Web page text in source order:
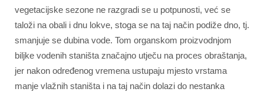
vegetacijske sezone ne razgradi se u potpunosti, već se
taloži na obali i dnu lokve, stoga se na taj način podiže dno, tj.
smanjuje se dubina vode. Tom organskom proizvodnjom
biljke vodenih staništa značajno utječu na proces obraštanja,
jer nakon određenog vremena ustupaju mjesto vrstama
manje vlažnih staništa i na taj način dolazi do nestanka